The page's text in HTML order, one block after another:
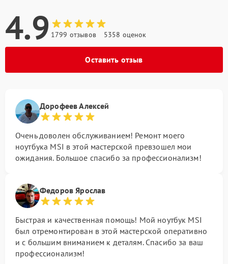
4.9 1799 отзывов 5358 оценок
Оставить отзыв
Дорофеев Алексей
Очень доволен обслуживанием! Ремонт моего
ноутбука MSI в этой мастерской превзошел мои
ожидания. Большое спасибо за профессионализм!
Федоров Ярослав
Быстрая и качественная помощь! Мой ноутбук MSI
был отремонтирован в этой мастерской оперативно
и с большим вниманием к деталям. Спасибо за ваш
профессионализм!